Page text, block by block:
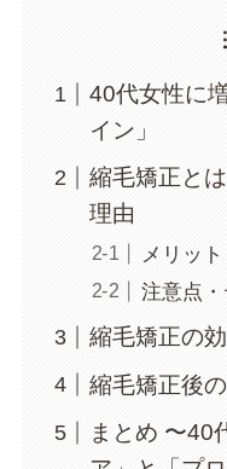
40代女性に
イン」
縮毛矯正と
理由
メリット
注意点・
縮毛矯正の
縮毛矯正後
まとめ 〜40